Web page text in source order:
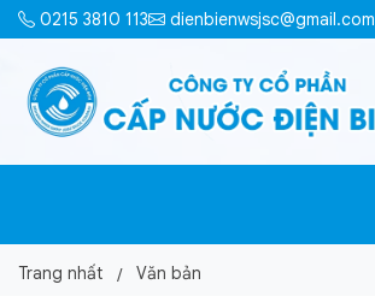
0215 3810 113 dienbienwsjsc@gmail.com
Trang nhất Văn bản